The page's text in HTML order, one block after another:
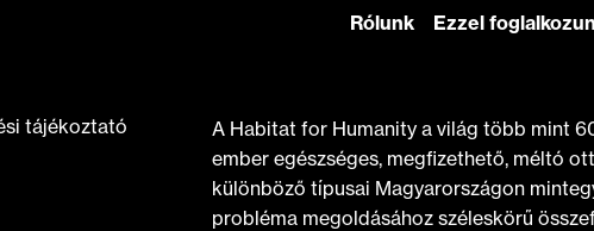
tájékoztató
Rólunk Ezzel
A Habitat for Humanity a világ több mint
ember egészséges, megfizethető, méltó
különböző típusai Magyarországon
probléma megoldásához széleskörű